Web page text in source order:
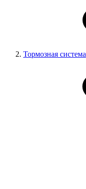
Тормозная система